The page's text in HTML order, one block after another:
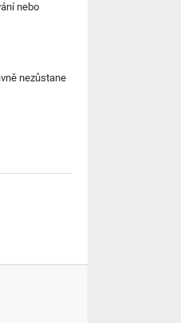
nebo
nezůstane